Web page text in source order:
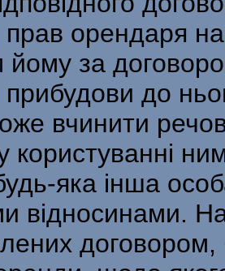
орендаря
за
до
вчинити
користуванні
яка інша
відносинами.